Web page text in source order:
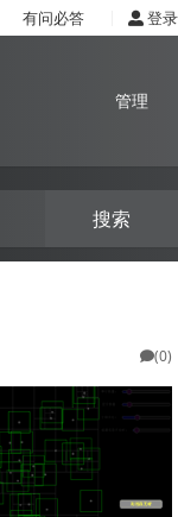
有问必答 登录
管理
(0)
搜索